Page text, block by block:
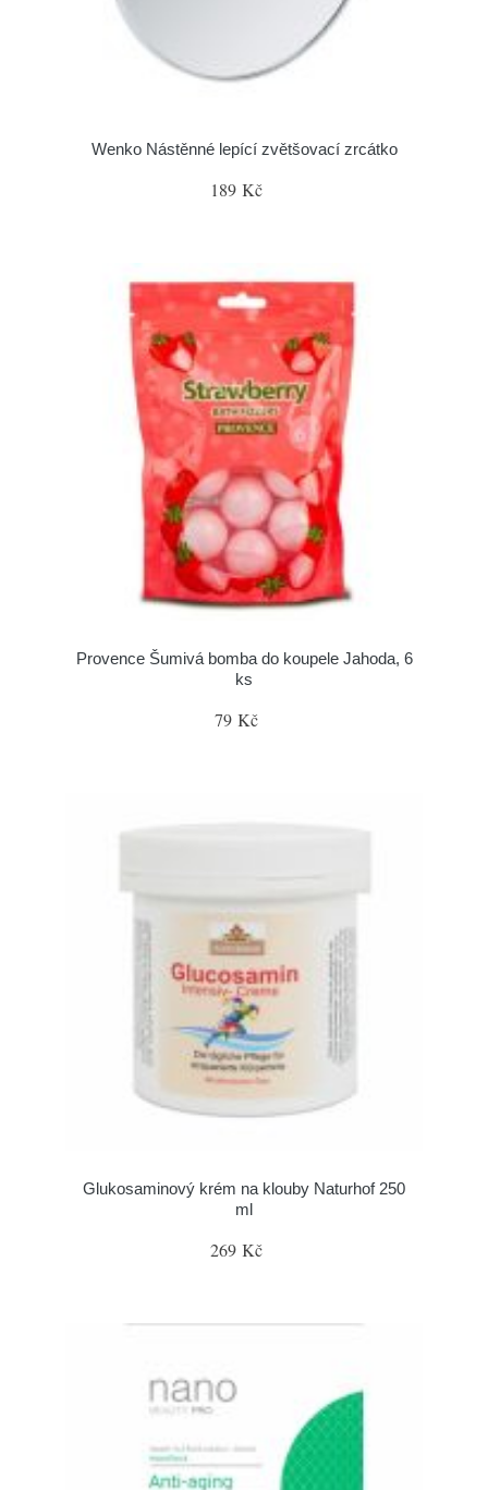
Wenko Nástěnné lepící zvětšovací zrcátko
189 Kč
Provence Šumivá bomba do koupele Jahoda, 6
ks
79 Kč
Glukosaminový krém na klouby Naturhof 250
ml
269 Kč